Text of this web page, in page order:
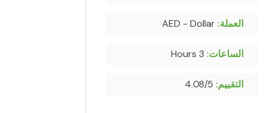
العملة:
الساعات:
التقييم: